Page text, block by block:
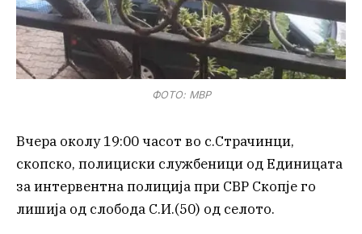
ФОТО: МВР
Вчера околу 19:00 часот во с.Страчинци,
скопско, полициски службеници од Единицата
за интервентна полиција при СВР Скопје го
лишија од слобода С.И.(50) од селото.